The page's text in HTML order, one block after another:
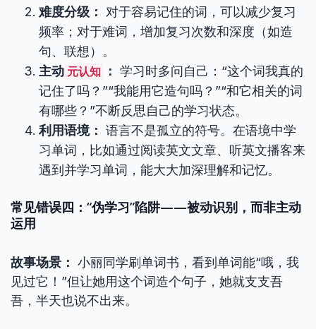
难度分级：
对于容易记住的词，可以减少复习
频率；对于难词，增加复习次数和深度（如造
句、联想）。
主动 元认知 ： 学习时多问自己：“这个词我真的
记住了吗？”“我能用它造句吗？”“和它相关的词
有哪些？”不断反思自己的学习状态。
利用语境： 语言不是孤立的符号。在语境中学
习单词，比如通过阅读英文文章、听英文播客来
遇到并学习单词，能大大加深理解和记忆。
常见错误四：“伪学习”陷阱——被动识别，而非主动
运用
故事场景： 小丽同学刷单词书，看到单词能“哦，我
见过它！”但让她用这个词造个句子，她就支支吾
吾，半天也说不出来。